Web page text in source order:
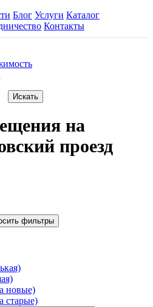
Блог Услуги Каталог
Контакты
на
проезд
новые)
старые)